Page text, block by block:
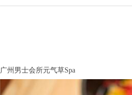
广州男士会所元气草Spa